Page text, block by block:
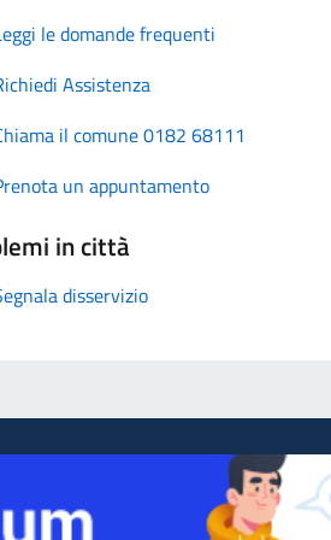
le domande frequenti
Assistenza
il comune 0182 68111
un appuntamento
in città
disservizio